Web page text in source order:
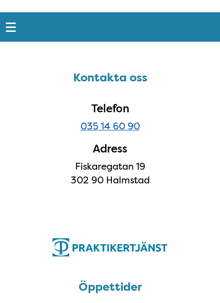
Snabblänkar
Kontakta ossKontakta oss
Telefon
035 14 60 90
Adress
Fiskaregatan 19
302 90 Halmstad
Öppettider